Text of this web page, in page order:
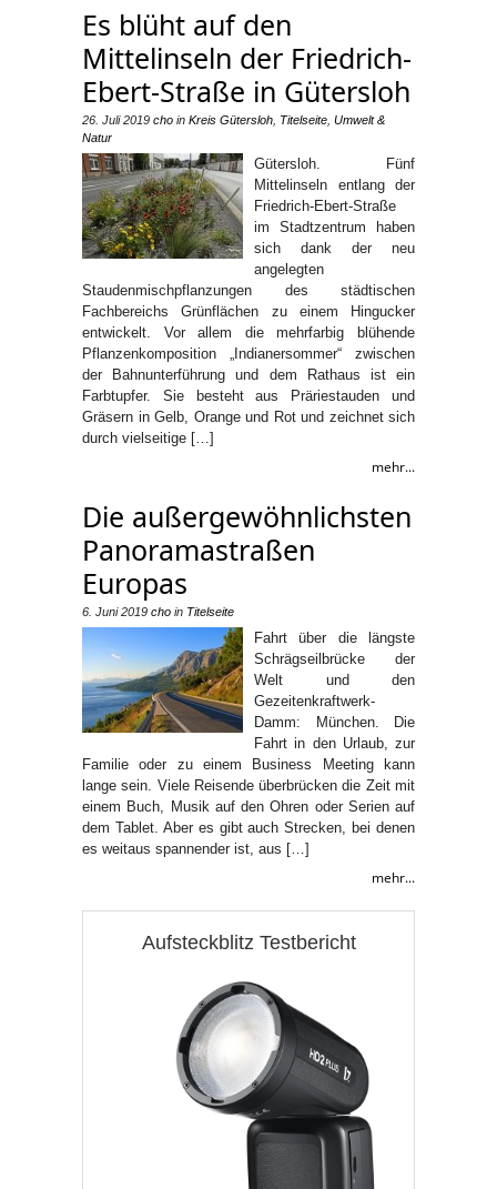
Es blüht auf den
Mittelinseln der Friedrich-
Ebert-Straße in Gütersloh
26. Juli 2019 cho in Kreis Gütersloh Titelseite Umwelt &
Natur
Gütersloh. Fünf
Mittelinseln entlang der
Friedrich-Ebert-Straße
im Stadtzentrum haben
sich dank der neu
angelegten
Staudenmischpflanzungen des städtischen
Fachbereichs Grünflächen zu einem Hingucker
entwickelt. Vor allem die mehrfarbig blühende
Pflanzenkomposition „Indianersommer“ zwischen
der Bahnunterführung und dem Rathaus ist ein
Farbtupfer. Sie besteht aus Präriestauden und
Gräsern in Gelb, Orange und Rot und zeichnet sich
durch vielseitige […]
mehr...
Die außergewöhnlichsten
Panoramastraßen
Europas
6. Juni 2019 cho in Titelseite
Fahrt über die längste
Schrägseilbrücke der
Welt und den
Gezeitenkraftwerk-
Damm: München. Die
Fahrt in den Urlaub, zur
Familie oder zu einem Business Meeting kann
lange sein. Viele Reisende überbrücken die Zeit mit
einem Buch, Musik auf den Ohren oder Serien auf
dem Tablet. Aber es gibt auch Strecken, bei denen
es weitaus spannender ist, aus […]
mehr...
Aufsteckblitz Testbericht